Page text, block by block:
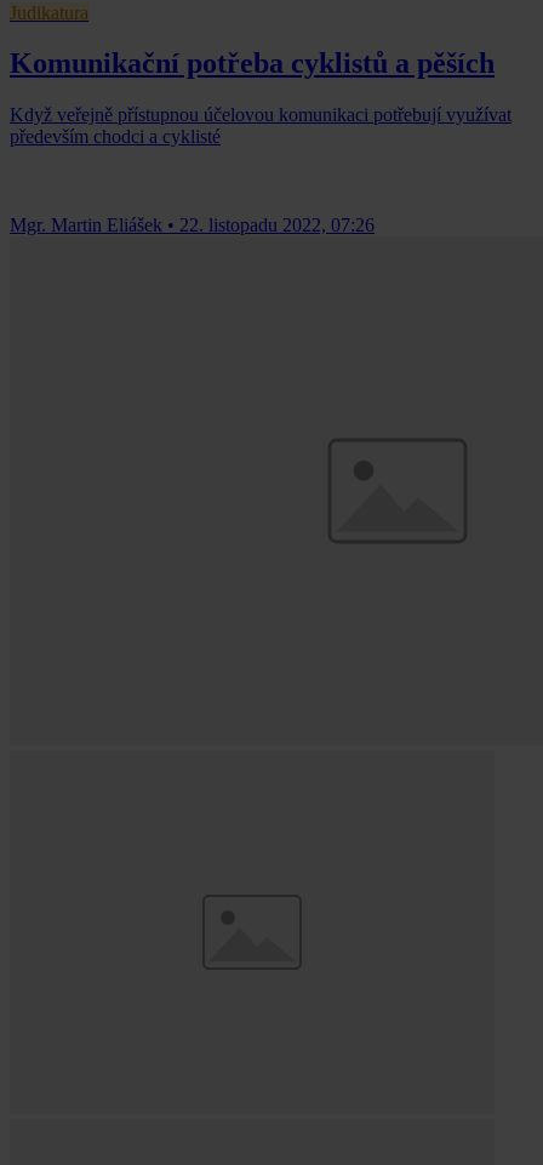
Judikatura
Komunikační potřeba cyklistů a pěších
Když veřejně přístupnou účelovou komunikaci potřebují využívat
především chodci a cyklisté
Mgr. Martin Eliášek • 22. listopadu 2022, 07:26